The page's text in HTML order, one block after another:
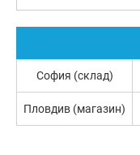
София (склад)
Пловдив (магазин)